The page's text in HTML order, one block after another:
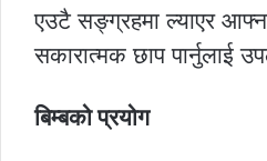
एउटै सङ्ग्रहमा ल्याएर
सकारात्मक छाप पार्नुलाई
बिम्बको प्रयोग